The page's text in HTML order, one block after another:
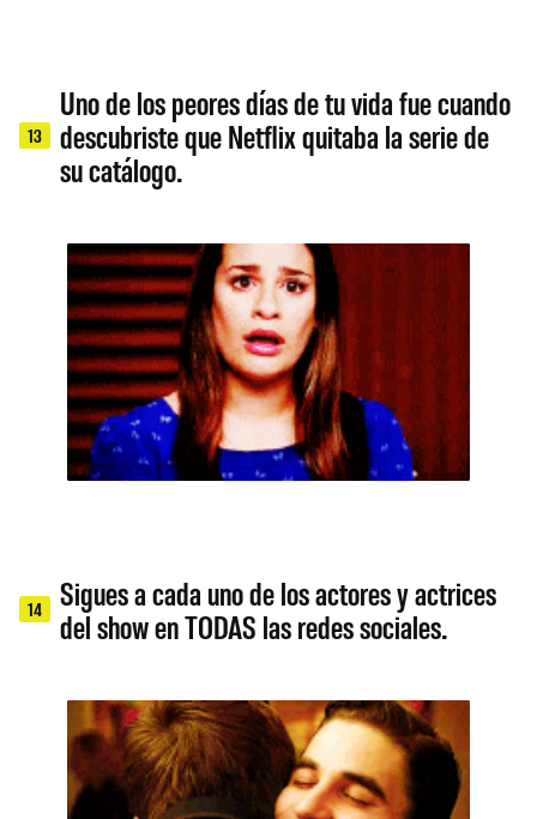
13
Uno de los peores días de tu vida fue cuando
descubriste que Netflix quitaba la serie de
su catálogo.
14
Sigues a cada uno de los actores y actrices
del show en TODAS las redes sociales.